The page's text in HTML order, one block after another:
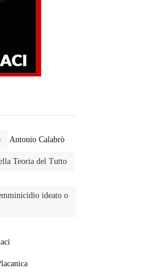
Antonio Calabrò
Teoria del Tutto
ideato o